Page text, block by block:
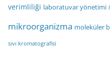
verimliliği laboratuvar yönetimi
mikroorganizma moleküler
sıvı kromatografisi